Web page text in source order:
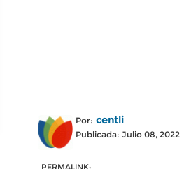
Por: centli
Publicada: Julio 08, 2022
PERMALINK: